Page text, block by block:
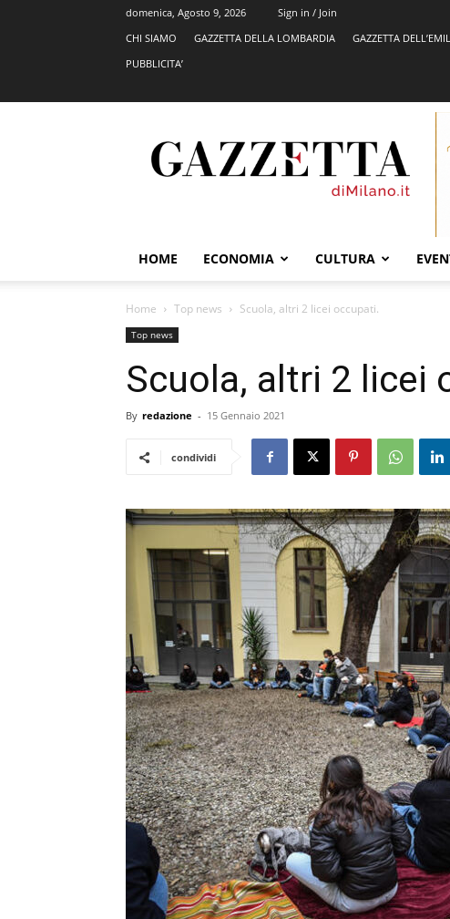
domenica, Agosto 9, 2026
Sign in / Join
CHI SIAMO
GAZZETTA DELLA LOMBARDIA GAZZETTA
PUBBLICITA’
HOME ECONOMIA CULTURA
Home Top news Scuola, altri 2 licei occupati.
Top news
Scuola, altri 2 licei
By redazione - 15 Gennaio 2021
condividi